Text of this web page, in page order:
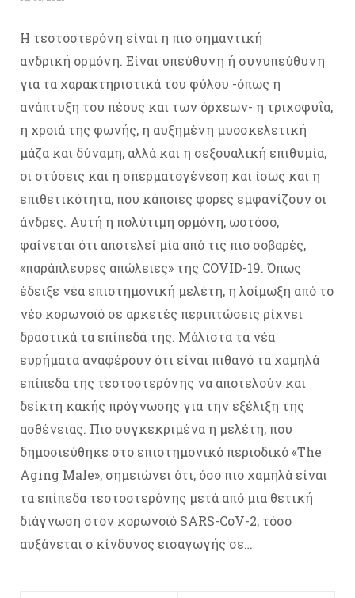
Η τεστοστερόνη είναι η πιο σημαντική
ανδρική ορμόνη. Είναι υπεύθυνη ή συνυπεύθυνη
για τα χαρακτηριστικά του φύλου -όπως η
ανάπτυξη του πέους και των όρχεων- η τριχοφυΐα,
η χροιά της φωνής, η αυξημένη μυοσκελετική
μάζα και δύναμη, αλλά και η σεξουαλική επιθυμία,
οι στύσεις και η σπερματογένεση και ίσως και η
επιθετικότητα, που κάποιες φορές εμφανίζουν οι
άνδρες. Αυτή η πολύτιμη ορμόνη, ωστόσο,
φαίνεται ότι αποτελεί μία από τις πιο σοβαρές,
«παράπλευρες απώλειες» της COVID-19. Όπως
έδειξε νέα επιστημονική μελέτη, η λοίμωξη από το
νέο κορωνοϊό σε αρκετές περιπτώσεις ρίχνει
δραστικά τα επίπεδά της. Μάλιστα τα νέα
ευρήματα αναφέρουν ότι είναι πιθανό τα χαμηλά
επίπεδα της τεστοστερόνης να αποτελούν και
δείκτη κακής πρόγνωσης για την εξέλιξη της
ασθένειας. Πιο συγκεκριμένα η μελέτη, που
δημοσιεύθηκε στο επιστημονικό περιοδικό «The
Aging Male», σημειώνει ότι, όσο πιο χαμηλά είναι
τα επίπεδα τεστοστερόνης μετά από μια θετική
διάγνωση στον κορωνοϊό SARS-CoV-2, τόσο
αυξάνεται ο κίνδυνος εισαγωγής σε…